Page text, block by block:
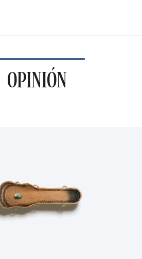
OPINIÓN